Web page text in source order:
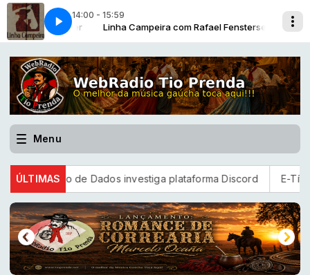
14:00 - 15:59
Fensterseifer Linha Campeira com Rafael Fensterseifer
479 ABERTURA BLOCO 01 - FANDANGUEANDO 479 ABERTURA
Menu
ÚLTIMAS
de Dados investiga plataforma Discord E-Título serve